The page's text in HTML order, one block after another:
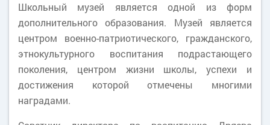
Школьный музей является одной из форм
дополнительного образования. Музей является
центром военно-патриотического, гражданского,
этнокультурного воспитания подрастающего
поколения, центром жизни школы, успехи и
достижения которой отмечены многими
наградами.